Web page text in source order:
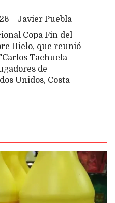
Javier Puebla
Copa Fin del
Hielo, que reunió
Tachuela
de
Unidos, Costa